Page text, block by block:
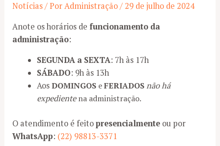
Notícias/ PorAdministração/ 29 de julho de 2024
Anote os horários defuncionamento da
administração:
SEGUNDA a SEXTA: 7h às 17h
SÁBADO: 9h às 13h
AosDOMINGOSeFERIADOS não há
expedientena administração.
O atendimento é feitopresencialmente ou por
WhatsApp: (22) 98813-3371